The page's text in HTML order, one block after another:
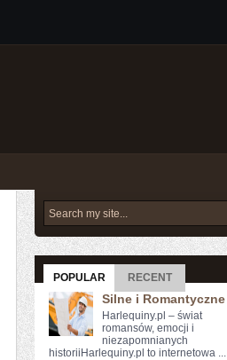
POPULAR RECENT
Silne i Romantyczne
Harlequiny.pl – świat
romansów, emocji i
niezapomnianych
historiiHarlequiny.pl to internetowa ...